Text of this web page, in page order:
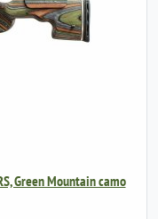
Green Mountain camo